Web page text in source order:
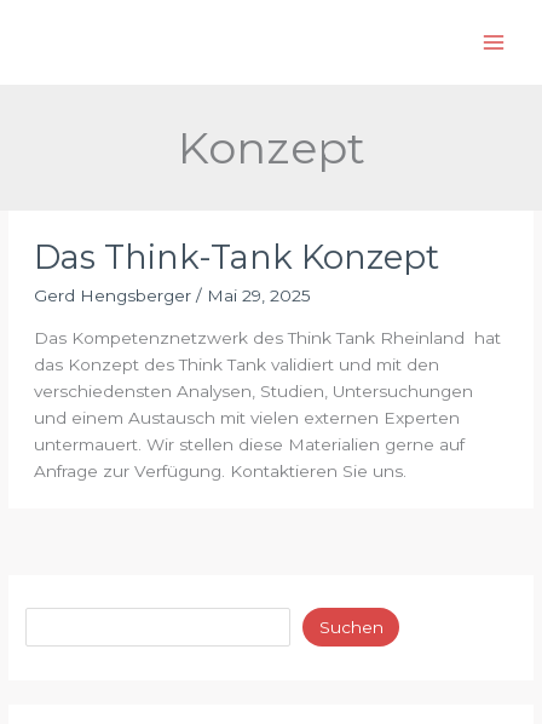
Konzept
Das Think-Tank Konzept
Gerd Hengsberger / Mai 29, 2025
Das Kompetenznetzwerk des Think Tank Rheinland hat
das Konzept des Think Tank validiert und mit den
verschiedensten Analysen, Studien, Untersuchungen
und einem Austausch mit vielen externen Experten
untermauert. Wir stellen diese Materialien gerne auf
Anfrage zur Verfügung. Kontaktieren Sie uns.
Suchen